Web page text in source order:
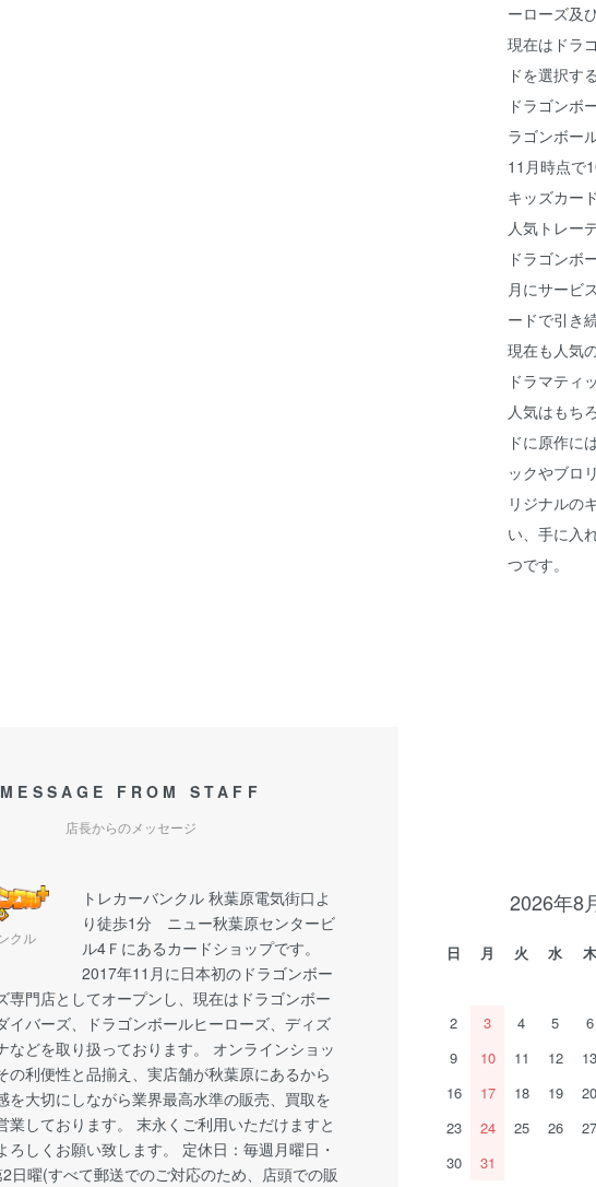
ーローズ及
現在はドラ
ドを選択す
ドラゴンボ
ラゴンボー
11月時点で
キッズカー
人気トレー
ドラゴンボ
月にサービ
ードで引き
現在も人気
ドラマティ
人気はもち
ドに原作に
ックやブロ
リジナルの
い、手に入
つです。
MESSAGE FROM STAFF
店長からのメッセージ
クル
トレカーバンクル 秋葉原電気街口よ
り徒歩1分 ニュー秋葉原センタービ
ル4Ｆにあるカードショップです。
2017年11月に日本初のドラゴンボー
専門店としてオープンし、現在はドラゴンボー
イバーズ、ドラゴンボールヒーローズ、ディズ
などを取り扱っております。 オンラインショッ
の利便性と品揃え、実店舗が秋葉原にあるから
を大切にしながら業界最高水準の販売、買取を
業しております。 末永くご利用いただけますと
ろしくお願い致します。 定休日：毎週月曜日・
日曜(すべて郵送でのご対応のため、店頭での販
2026年8
日 月 火 水 木
2
3 4 5 6
9
10 11 12 13
16
17 18 19 20
23
24 25 26 27
30
31